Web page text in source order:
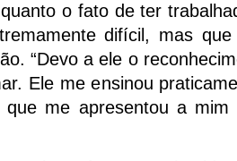
o fato de ter
difícil, mas
“Devo a ele o
Ele me ensinou
me apresentou a mim